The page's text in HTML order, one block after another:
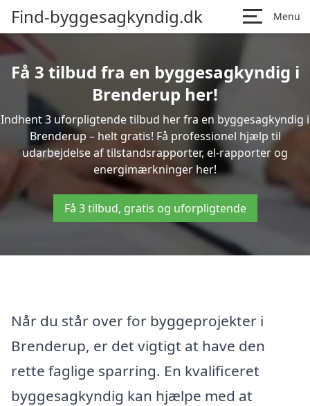
Find-byggesagkyndig.dk Menu
Få 3 tilbud fra en byggesagkyndig i
Brenderup her!
Indhent 3 uforpligtende tilbud her fra en byggesagkyndig i
Brenderup – helt gratis! Få professionel hjælp til
udarbejdelse af tilstandsrapporter, el-rapporter og
energimærkninger her!
Få 3 tilbud, gratis og uforpligtende
Når du står over for byggeprojekter i
Brenderup, er det vigtigt at have den
rette faglige sparring. En kvalificeret
byggesagkyndig kan hjælpe med at